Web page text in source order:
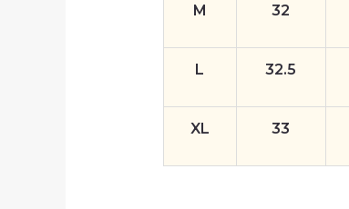
M 32
L 32.5
XL 33